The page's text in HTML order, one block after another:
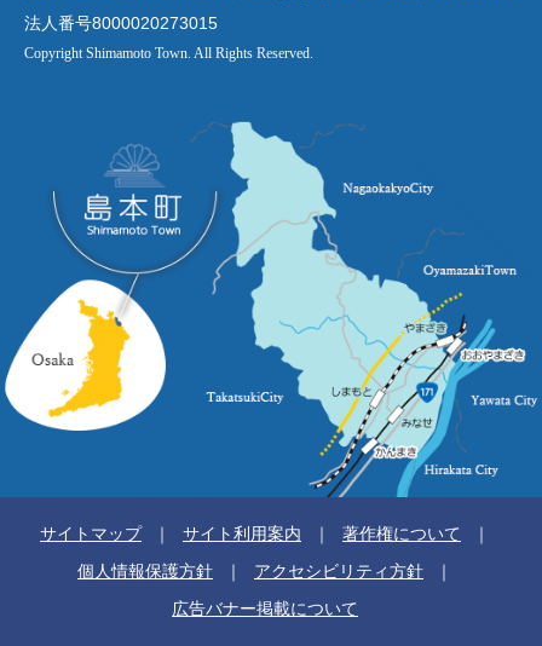
法人番号8000020273015
Copyright Shimamoto Town. All Rights Reserved.
サイトマップ サイト利用案内
著作権について
個人情報保護方針
アクセシビリティ方針
広告バナー掲載について